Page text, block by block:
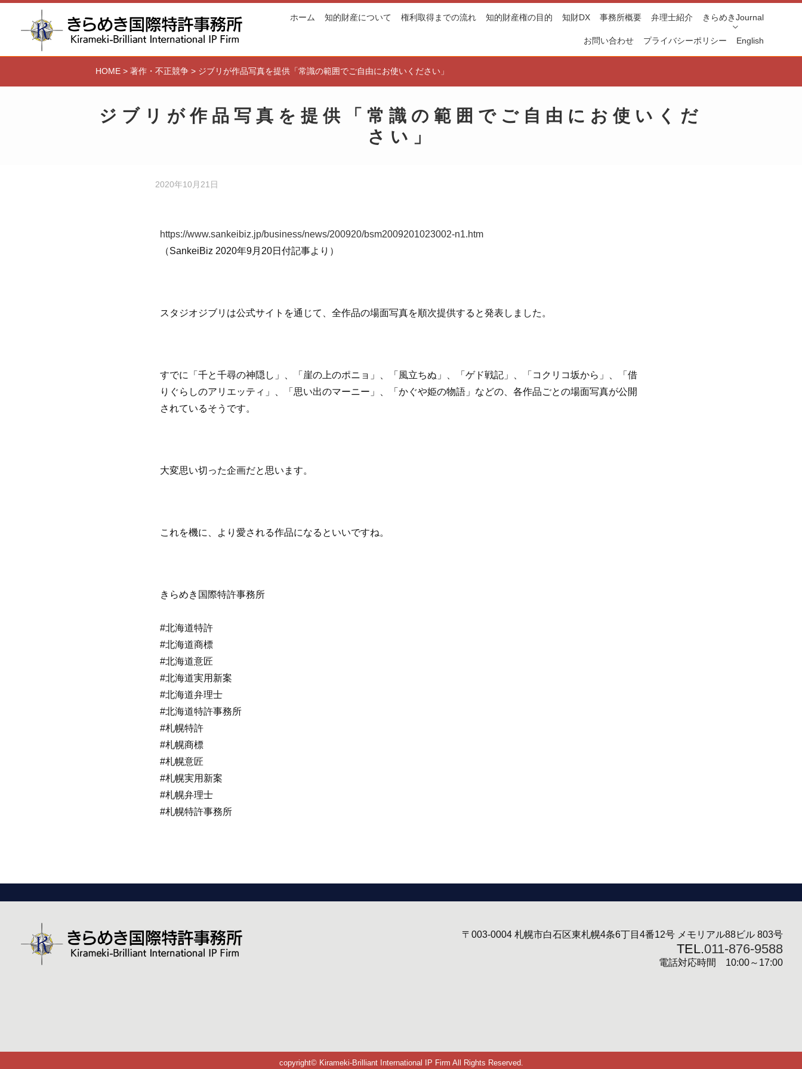
ホーム 知的財産について 権利取得までの流れ 知的財産権の目的 知財DX 事務所概要 弁理士紹介 きらめきJournal
お問い合わせ プライバシーポリシー English
HOME > 著作・不正競争 > ジブリが作品写真を提供「常識の範囲でご自由にお使いください」
ジブリが作品写真を提供「常識の範囲でご自由にお使いくだ
さい」
2020年10月21日
https://www.sankeibiz.jp/business/news/200920/bsm2009201023002-n1.htm
（SankeiBiz 2020年9月20日付記事より）
スタジオジブリは公式サイトを通じて、全作品の場面写真を順次提供すると発表しました。
すでに「千と千尋の神隠し」、「崖の上のポニョ」、「風立ちぬ」、「ゲド戦記」、「コクリコ坂から」、「借
りぐらしのアリエッティ」、「思い出のマーニー」、「かぐや姫の物語」などの、各作品ごとの場面写真が公開
されているそうです。
大変思い切った企画だと思います。
これを機に、より愛される作品になるといいですね。
きらめき国際特許事務所
#北海道特許
#北海道商標
#北海道意匠
#北海道実用新案
#北海道弁理士
#北海道特許事務所
#札幌特許
#札幌商標
#札幌意匠
#札幌実用新案
#札幌弁理士
#札幌特許事務所
〒003-0004 札幌市白石区東札幌4条6丁目4番12号 メモリアル88ビル 803号
TEL.011-876-9588
電話対応時間 10:00～17:00
copyright© Kirameki-Brilliant International IP Firm All Rights Reserved.